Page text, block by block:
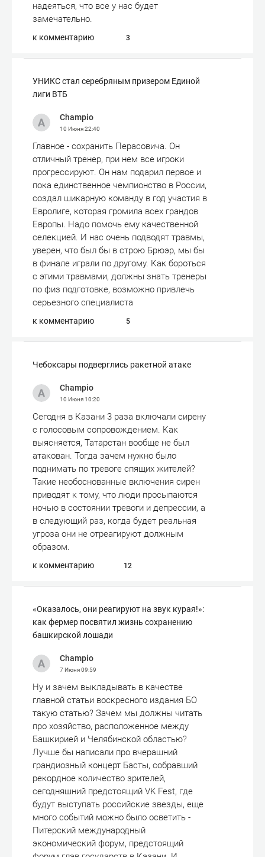
надеяться, что все у нас будет
замечательно.
к комментарию 3
УНИКС стал серебряным призером Единой
лиги ВТБ
Champio
10 Июня22:40
Главное - сохранить Перасовича. Он
отличный тренер, при нем все игроки
прогрессируют. Он нам подарил первое и
пока единственное чемпионство в России,
создал шикарную команду в год участия в
Евролиге, которая громила всех грандов
Европы. Надо помочь ему качественной
селекцией. И нас очень подводят травмы,
уверен, что был бы в строю Брюэр, мы бы
в финале играли по другому. Как бороться
с этими травмами, должны знать тренеры
по физ подготовке, возможно привлечь
серьезного специалиста
к комментарию 5
Чебоксары подверглись ракетной атаке
Champio
10 Июня10:20
Сегодня в Казани 3 раза включали сирену
с голосовым сопровождением. Как
выясняется, Татарстан вообще не был
атакован. Тогда зачем нужно было
поднимать по тревоге спящих жителей?
Такие необоснованные включения сирен
приводят к тому, что люди просыпаются
ночью в состоянии тревоги и депрессии, а
в следующий раз, когда будет реальная
угроза они не отреагируют должным
образом.
к комментарию 12
«Оказалось, они реагируют на звук курая!»:
как фермер посвятил жизнь сохранению
башкирской лошади
Champio
7 Июня09:59
Ну и зачем выкладывать в качестве
главной статьи воскресного издания БО
такую статью? Зачем мы должны читать
про хозяйство, расположенное между
Башкирией и Челябинской областью?
Лучше бы написали про вчерашний
грандиозный концерт Басты, собравший
рекордное количество зрителей,
сегодняшний предстоящий VK Fest, где
будут выступать российские звезды, еще
много событий можно было осветить -
Питерский международный
экономический форум, предстоящий